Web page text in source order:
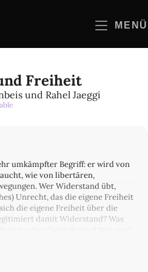
MENÜ
Freiheit
und Rahel Jaeggi
umkämpfter Begriff: er wird von
wie von libertären,
Wer Widerstand übt,
Unrecht, das die eigene Freiheit
die eigene Freiheit über die
damit Widerstand? Was
legitim?